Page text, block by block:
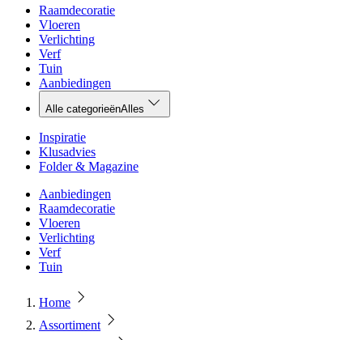
Raamdecoratie
Vloeren
Verlichting
Verf
Tuin
Aanbiedingen
Alle categorieënAlles
Inspiratie
Klusadvies
Folder & Magazine
Aanbiedingen
Raamdecoratie
Vloeren
Verlichting
Verf
Tuin
Home
Assortiment